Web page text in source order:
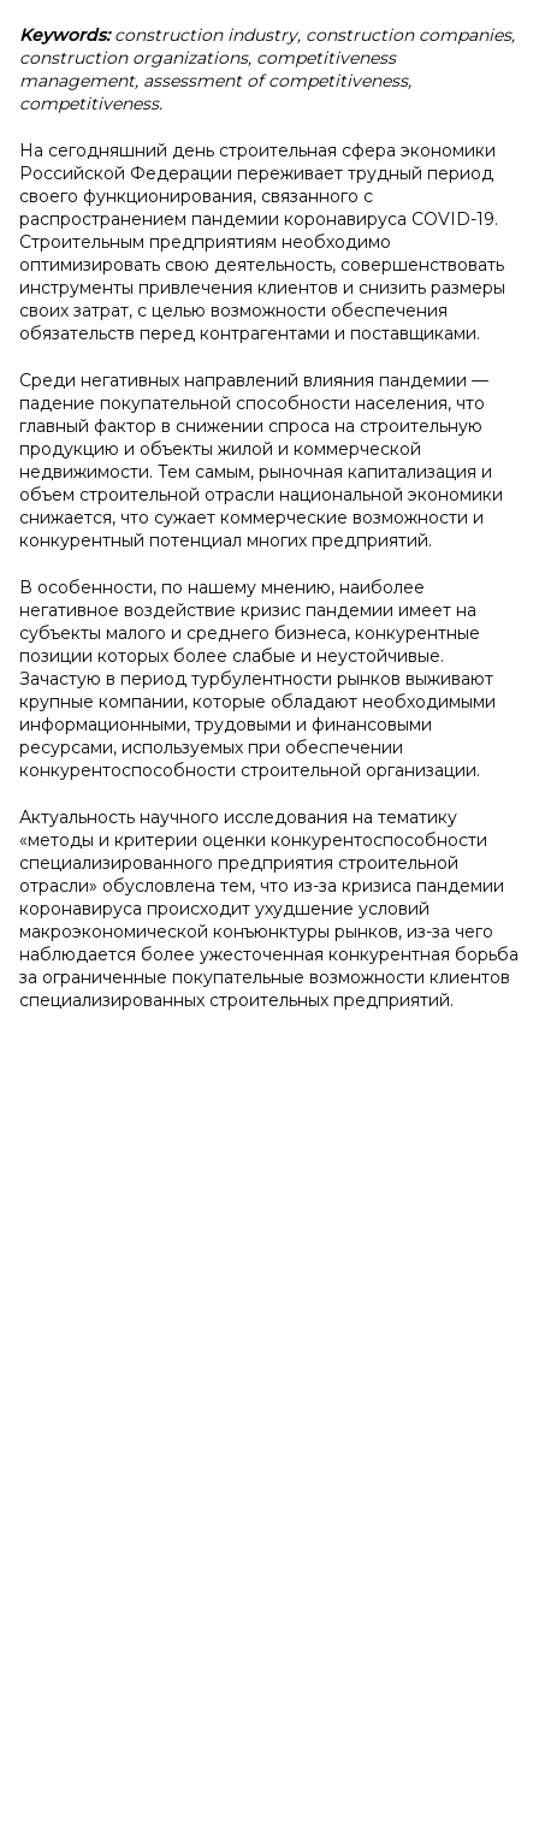
Keywords:construction industry, construction companies,
construction organizations, competitiveness
management, assessment of competitiveness,
competitiveness.
На сегодняшний день строительная сфера экономики
Российской Федерации переживает трудный период
своего функционирования, связанного с
распространением пандемии коронавируса COVID-19.
Строительным предприятиям необходимо
оптимизировать свою деятельность, совершенствовать
инструменты привлечения клиентов и снизить размеры
своих затрат, с целью возможности обеспечения
обязательств перед контрагентами и поставщиками.
Среди негативных направлений влияния пандемии —
падение покупательной способности населения, что
главный фактор в снижении спроса на строительную
продукцию и объекты жилой и коммерческой
недвижимости. Тем самым, рыночная капитализация и
объем строительной отрасли национальной экономики
снижается, что сужает коммерческие возможности и
конкурентный потенциал многих предприятий.
В особенности, по нашему мнению, наиболее
негативное воздействие кризис пандемии имеет на
субъекты малого и среднего бизнеса, конкурентные
позиции которых более слабые и неустойчивые.
Зачастую в период турбулентности рынков выживают
крупные компании, которые обладают необходимыми
информационными, трудовыми и финансовыми
ресурсами, используемых при обеспечении
конкурентоспособности строительной организации.
Актуальность научного исследования на тематику
«методы и критерии оценки конкурентоспособности
специализированного предприятия строительной
отрасли» обусловлена тем, что из-за кризиса пандемии
коронавируса происходит ухудшение условий
макроэкономической конъюнктуры рынков, из-за чего
наблюдается более ужесточенная конкурентная борьба
за ограниченные покупательные возможности клиентов
специализированных строительных предприятий.